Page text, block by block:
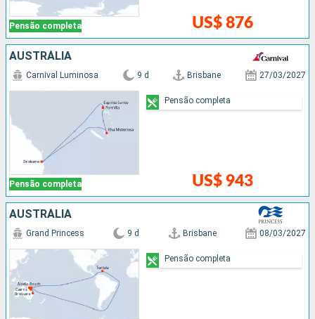
Pensão completa US$ 876
AUSTRÁLIA
Pensão completa
Carnival Luminosa 9 d Brisbane 27/03/2027
US$ 943
Pensão completa
AUSTRÁLIA
Grand Princess 9 d Brisbane 08/03/2027
Pensão completa